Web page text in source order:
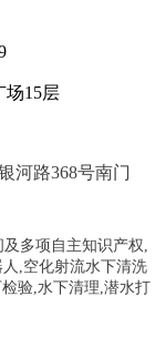
场15层
河路368号南门
多项自主知识产权,
,空化射流水下清洗
验,水下清理,潜水打